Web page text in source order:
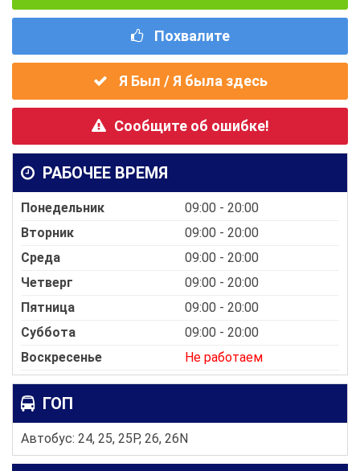
Похвалите
Я Был / Я была здесь
Сообщите об ошибке!
РАБОЧЕЕ ВРЕМЯ
Понедельник
09:00 - 20:00
Вторник
09:00 - 20:00
Среда
09:00 - 20:00
Четверг
09:00 - 20:00
Пятница
09:00 - 20:00
Суббота
09:00 - 20:00
Воскресенье
Не работаем
ГОП
Автобус: 24, 25, 25P, 26, 26N